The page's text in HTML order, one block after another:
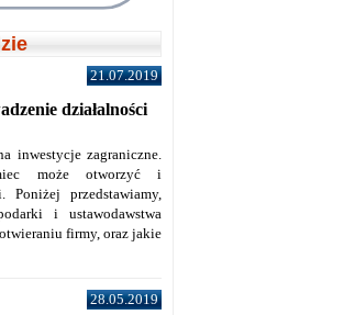
21.07.2019
działalności
inwestycje zagraniczne.
może otworzyć i
Poniżej przedstawiamy,
i ustawodawstwa
firmy, oraz jakie
28.05.2019